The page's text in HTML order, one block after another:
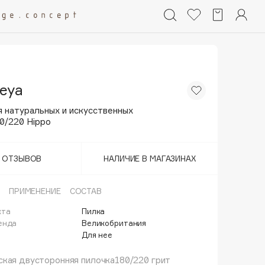
и искусственных
220 Hippo
ОТЗЫВОВ НАЛИЧИЕ В МАГАЗИНАХ
ПРИМЕНЕНИЕ СОСТАВ
Пилка
Великобритания
Для нее
двусторонняя пилочка180/220 грит